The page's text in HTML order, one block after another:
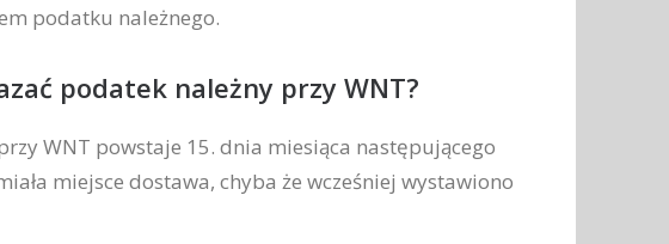
podatku należnego.
podatek należny przy WNT?
WNT powstaje 15. dnia miesiąca następującego
miejsce dostawa, chyba że wcześniej wystawiono